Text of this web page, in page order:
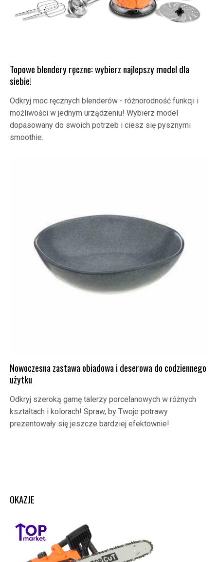
Topowe blendery ręczne: wybierz najlepszy model dla
siebie!
Odkryj moc ręcznych blenderów - różnorodność funkcji i
możliwości w jednym urządzeniu! Wybierz model
dopasowany do swoich potrzeb i ciesz się pysznymi
smoothie.
Nowoczesna zastawa obiadowa i deserowa do codziennego
użytku
Odkryj szeroką gamę talerzy porcelanowych w różnych
kształtach i kolorach! Spraw, by Twoje potrawy
prezentowały się jeszcze bardziej efektownie!
OKAZJE